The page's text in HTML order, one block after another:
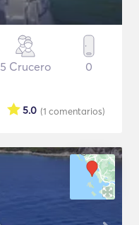
5 Crucero 0
(1 comentarios)
5.0